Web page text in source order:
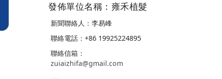
發佈單位名稱：雍禾植髮
新聞聯絡人：李易峰
聯絡電話：+86 19925224895
聯絡信箱：
zuiaizhifa@gmail.com